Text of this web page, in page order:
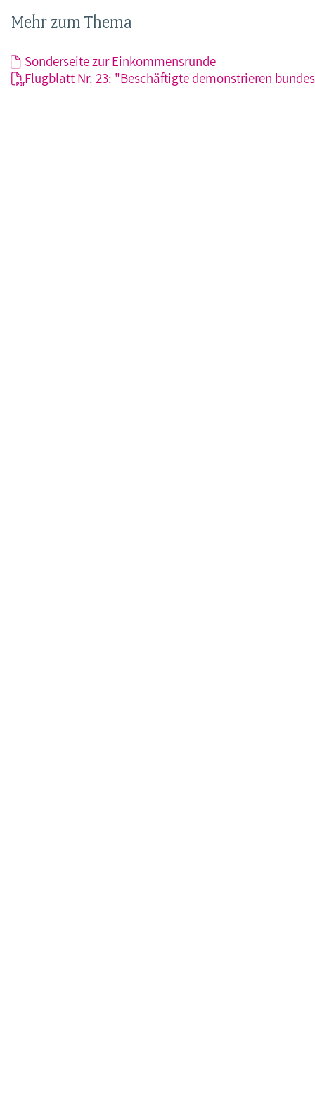
Mehr zum Thema
Sonderseite zur Einkommensrunde
Flugblatt Nr. 23: "Beschäftigte demonstrieren